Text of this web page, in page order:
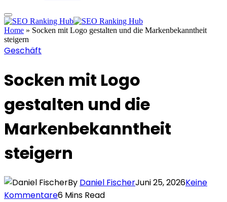
Home » Socken mit Logo gestalten und die Markenbekanntheit
steigern
Geschäft
Socken mit Logo
gestalten und die
Markenbekanntheit
steigern
By Daniel FischerJuni 25, 2026Keine
Kommentare6 Mins Read